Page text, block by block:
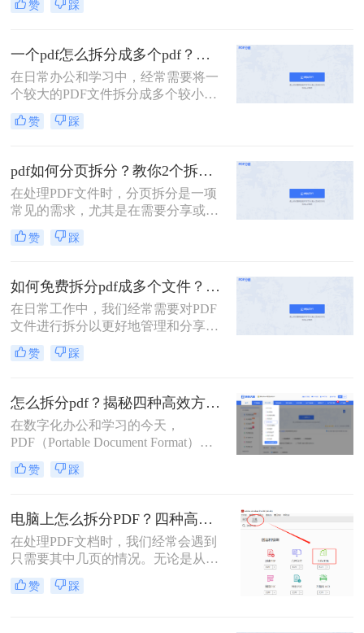
文件拆分成多个小部分。那么如何把
三种高效的PDF文件拆分方法，帮助
您轻松完成文件拆分任务。
赞 踩
一个pdf怎么拆分成多个pdf？教你3招轻松拆分！
在日常办公和学习中，经常需要将一
个较大的PDF文件拆分成多个较小的
PDF文件，以便于分享、管理或打
印。那么一个pdf怎么拆分成多个pdf
成多个PDF文件的实用方法。
赞 踩
pdf如何分页拆分？教你2个拆分方法！
在处理PDF文件时，分页拆分是一项
常见的需求，尤其是在需要分享或打
印部分页面时。那么pdf如何分页拆分
呢？本文将介绍两种分页拆分PDF的
分任务。
赞 踩
如何免费拆分pdf成多个文件？这三种方法很好用！
在日常工作中，我们经常需要对PDF
文件进行拆分以更好地管理和分享文
档。对于那些希望免费完成这项任务
的用户来说，有多种选择可以实现这
文件呢？本文将介绍三种无需付费即
可使用的PDF拆分方法。
赞 踩
怎么拆分pdf？揭秘四种高效方法，总有一款适合你！
在数字化办公和学习的今天，
PDF（Portable Document Format）因
其跨平台、格式固定的特性，已成为
我们日常工作中最常用的文件格式之
的PDF文件，它可能是一本完整的电
子书、一份合并的财务报表，或是一
次会议的所有记录。此时，如何从中
精准、快速地提取出我们需要的部
分，就成了一个亟待解决的问
题。“拆分PDF”这项技能，因此变得
赞 踩
电脑上怎么拆分PDF？四种高效方法详解！
在处理PDF文档时，我们经常会遇到
只需要其中几页的情况。无论是从一
份庞大的报告中提取关键章节，还是
将扫描合并的发票重新分开，“拆分
赞 踩